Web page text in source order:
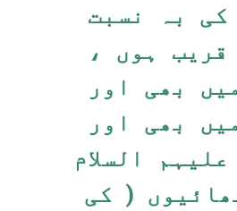
کی بہ نسبت
قریب ہوں ،
بھی اور
بھی اور
السلام
( کی